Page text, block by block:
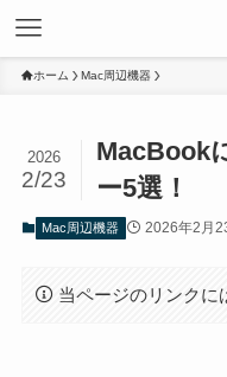
ホーム Mac周辺機器
MacBook
ー5選！
2026
2/23
Mac周辺機器 2026年2月
当ページのリンクに